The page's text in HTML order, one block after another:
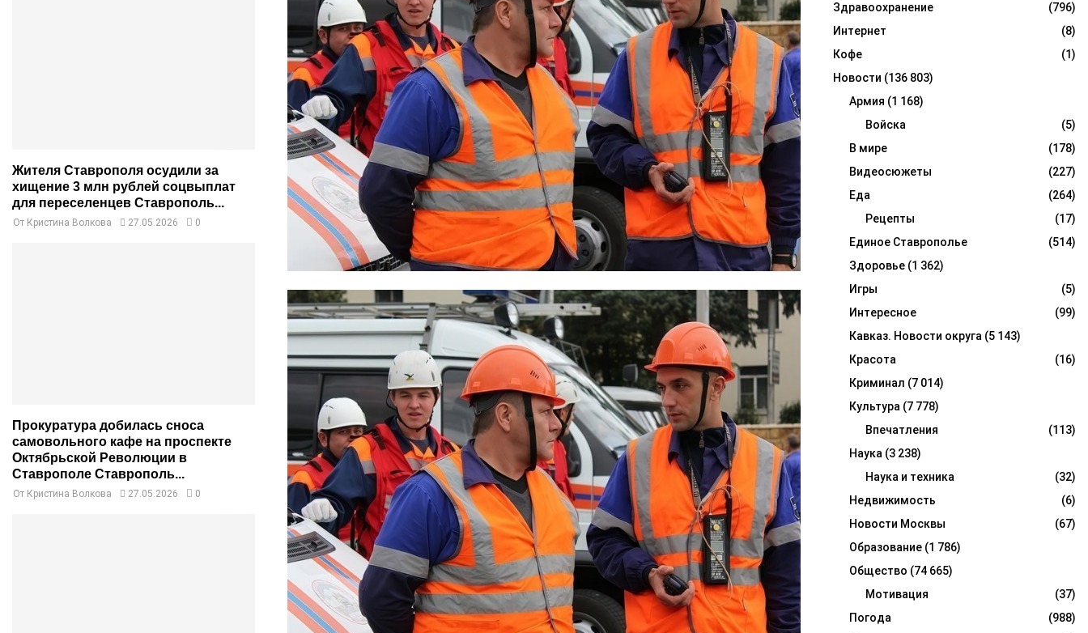
Жителя Ставрополя осудили за
хищение 3 млн рублей соцвыплат
для переселенцев Ставрополь...
От Кристина Волкова 27.05.2026 0
Прокуратура добилась сноса
самовольного кафе на проспекте
Октябрьской Революции в
Ставрополе Ставрополь...
От Кристина Волкова 27.05.2026 0
Здравоохранение
(796)
Интернет
(8)
Кофе
(1)
Новости (136 803)
Армия (1 168)
Войска
(5)
В мире
(178)
Видеосюжеты
(227)
Еда
(264)
Рецепты
(17)
Единое Ставрополье
(514)
Здоровье (1 362)
Игры
(5)
Интересное
(99)
Кавказ. Новости округа (5 143)
Красота
(16)
Криминал (7 014)
Культура (7 778)
Впечатления
(113)
Наука (3 238)
Наука и техника
(32)
Недвижимость
(6)
Новости Москвы
(67)
Образование (1 786)
Общество (74 665)
Мотивация
(37)
Погода
(988)